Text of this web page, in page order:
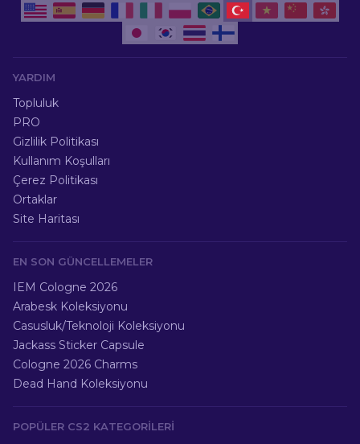
YARDIM
Topluluk
PRO
Gizlilik Politikası
Kullanım Koşulları
Çerez Politikası
Ortaklar
Site Haritası
EN SON GÜNCELLEMELER
IEM Cologne 2026
Arabesk Koleksiyonu
Casusluk/Teknoloji Koleksiyonu
Jackass Sticker Capsule
Cologne 2026 Charms
Dead Hand Koleksiyonu
POPÜLER CS2 KATEGORILERI